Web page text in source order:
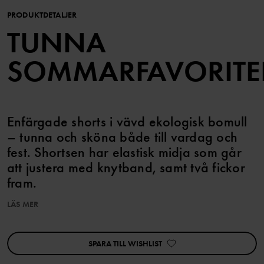
PRODUKTDETALJER
TUNNA
Enfärgade shorts i vävd ekologisk bomull
– tunna och sköna både till vardag och
fest. Shortsen har elastisk midja som går
att justera med knytband, samt två fickor
fram.
Artikelnummer
Tillverkningsland:Bangladesh
Fabrik
Babylon Casual Wear Ltd
Läs mer
LÄS MER
SPARA TILL WISHLIST